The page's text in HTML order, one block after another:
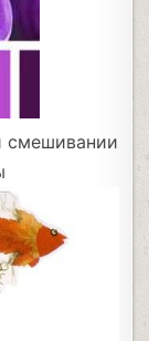
смешивании